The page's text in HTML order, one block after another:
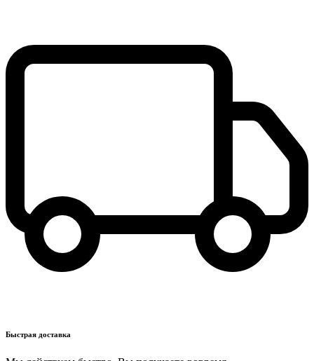
Быстрая доставка